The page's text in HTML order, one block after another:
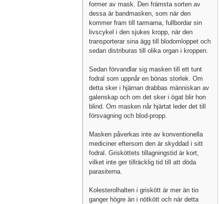
former av mask. Den främsta sorten av
dessa är bandmasken, som när den
kommer fram till tarmarna, fullbordar sin
livscykel i den sjukes kropp, när den
transporterar sina ägg till blodomloppet och
sedan distriburas till olika organ i kroppen.
Sedan förvandlar sig masken till ett tunt
fodral som uppnår en bönas storlek. Om
detta sker i hjärnan drabbas människan av
galenskap och om det sker i ögat blir hon
blind. Om masken når hjärtat leder det till
försvagning och blod-propp.
Masken påverkas inte av konventionella
mediciner eftersom den är skyddad i sitt
fodral. Grisköttets tillagningstid är kort,
vilket inte ger tillräcklig tid till att döda
parasiterna.
Kolesterolhalten i griskött är mer än tio
ganger högre än i nötkött och när detta